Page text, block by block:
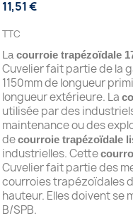
11,51 €
TTC
La courroie trapézoïdale
Cuvelier fait partie de la
1150mm de longueur
longueur extérieure. La
utilisée par des
maintenance ou des
decourroie trapézoïdale
industrielles. Cette
Cuvelier fait partie des
courroies trapézoïdales
hauteur. Elles doivent se
B/SPB.